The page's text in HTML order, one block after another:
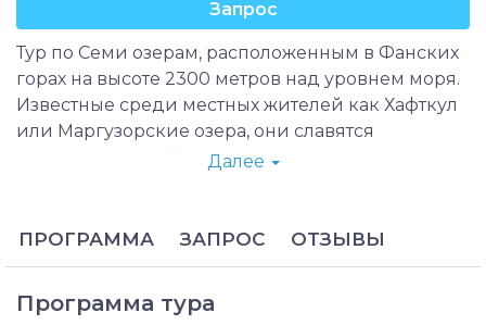
Запрос
Тур по Семи озерам, расположенным в Фанских
горах на высоте 2300 метров над уровнем моря.
Известные среди местных жителей как Хафткул
или Маргузорские озера, они славятся
уникальной особенностью: различными
из озёр царит атмосфера умиротворяющей
В туре по Семи озерам вы проведете целый
Далее
ПРОГРАММА ЗАПРОС ОТЗЫВЫ
Программа тура